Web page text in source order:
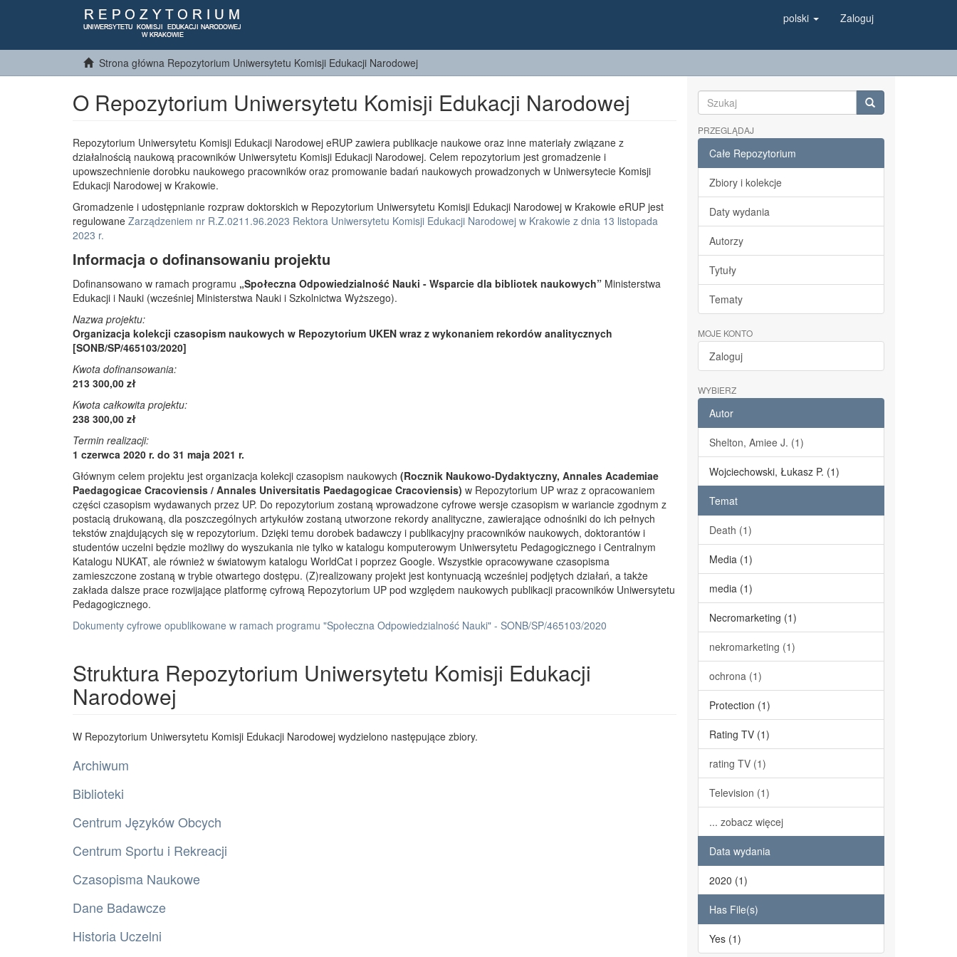
polski Zaloguj
Strona główna Repozytorium Uniwersytetu Komisji Edukacji Narodowej
O Repozytorium Uniwersytetu Komisji Edukacji Narodowej
Repozytorium Uniwersytetu Komisji Edukacji Narodowej eRUP zawiera publikacje naukowe oraz inne materiały związane z
działalnością naukową pracowników Uniwersytetu Komisji Edukacji Narodowej. Celem repozytorium jest gromadzenie i
upowszechnienie dorobku naukowego pracowników oraz promowanie badań naukowych prowadzonych w Uniwersytecie Komisji
Edukacji Narodowej w Krakowie.
Gromadzenie i udostępnianie rozpraw doktorskich w Repozytorium Uniwersytetu Komisji Edukacji Narodowej w Krakowie eRUP jest
regulowane Zarządzeniem nr R.Z.0211.96.2023 Rektora Uniwersytetu Komisji Edukacji Narodowej w Krakowie z dnia 13 listopada
2023 r.
Informacja o dofinansowaniu projektu
Dofinansowano w ramach programu „Społeczna Odpowiedzialność Nauki - Wsparcie dla bibliotek naukowych” Ministerstwa
Edukacji i Nauki (wcześniej Ministerstwa Nauki i Szkolnictwa Wyższego).
Nazwa projektu:
Organizacja kolekcji czasopism naukowych w Repozytorium UKEN wraz z wykonaniem rekordów analitycznych
[SONB/SP/465103/2020]
Kwota dofinansowania:
213 300,00 zł
Kwota całkowita projektu:
238 300,00 zł
Termin realizacji:
1 czerwca 2020 r. do 31 maja 2021 r.
Głównym celem projektu jest organizacja kolekcji czasopism naukowych (Rocznik Naukowo-Dydaktyczny, Annales Academiae
Paedagogicae Cracoviensis / Annales Universitatis Paedagogicae Cracoviensis) w Repozytorium UP wraz z opracowaniem
części czasopism wydawanych przez UP. Do repozytorium zostaną wprowadzone cyfrowe wersje czasopism w wariancie zgodnym z
postacią drukowaną, dla poszczególnych artykułów zostaną utworzone rekordy analityczne, zawierające odnośniki do ich pełnych
tekstów znajdujących się w repozytorium. Dzięki temu dorobek badawczy i publikacyjny pracowników naukowych, doktorantów i
studentów uczelni będzie możliwy do wyszukania nie tylko w katalogu komputerowym Uniwersytetu Pedagogicznego i Centralnym
Katalogu NUKAT, ale również w światowym katalogu WorldCat i poprzez Google. Wszystkie opracowywane czasopisma
zamieszczone zostaną w trybie otwartego dostępu. (Z)realizowany projekt jest kontynuacją wcześniej podjętych działań, a także
zakłada dalsze prace rozwijające platformę cyfrową Repozytorium UP pod względem naukowych publikacji pracowników Uniwersytetu
Pedagogicznego.
Dokumenty cyfrowe opublikowane w ramach programu "Społeczna Odpowiedzialność Nauki" - SONB/SP/465103/2020
Struktura Repozytorium Uniwersytetu Komisji Edukacji
Narodowej
W Repozytorium Uniwersytetu Komisji Edukacji Narodowej wydzielono następujące zbiory.
Archiwum
Biblioteki
Centrum Języków Obcych
Centrum Sportu i Rekreacji
Czasopisma Naukowe
Dane Badawcze
Historia Uczelni
PRZEGLĄDAJ
Całe Repozytorium
Zbiory i kolekcje
Daty wydania
Autorzy
Tytuły
Tematy
MOJE KONTO
Zaloguj
WYBIERZ
Autor
Shelton, Amiee J. (1)
Wojciechowski, Łukasz P. (1)
Temat
Death (1)
Media (1)
media (1)
Necromarketing (1)
nekromarketing (1)
ochrona (1)
Protection (1)
Rating TV (1)
rating TV (1)
Television (1)
... zobacz więcej
Data wydania
2020 (1)
Has File(s)
Yes (1)